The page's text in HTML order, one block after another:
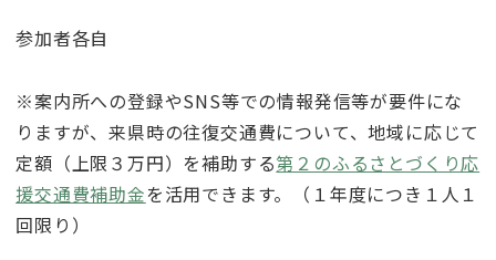
参加者各自
※案内所への登録やSNS等での情報発信等が要件にな
りますが、来県時の往復交通費について、地域に応じて
定額（上限３万円）を補助する第２のふるさとづくり応
援交通費補助金を活用できます。（１年度につき１人１
回限り）